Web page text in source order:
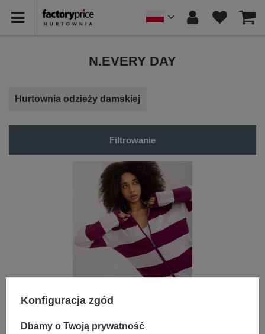
N.EVERY DAY
Hurtownia odzieży damskiej
Filtrowanie
CONTAINS ANGORA
Konfiguracja zgód
Dbamy o Twoją prywatność